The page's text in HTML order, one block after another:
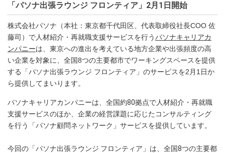
「パソナ出張ラウンジ フロンティア」2月1日開始
株式会社パソナ（本社：東京都千代田区、代表取締役社長COO 佐
藤司）で人材紹介・再就職支援サービスを行うパソナキャリアカ
ンパニーは、東京への進出を考えている地方企業や出張頻度の高
い企業を対象に、全国8つの主要都市でワーキングスペースを提供
する「パソナ出張ラウンジ フロンティア」のサービスを2月1日か
ら提供してまいります。
パソナキャリアカンパニーは、全国約80拠点で人材紹介・再就職
支援サービスのほか、企業の経営課題に応じたコンサルティング
を行う「パソナ顧問ネットワーク」サービスを提供しています。
今回の「パソナ出張ラウンジ フロンティア」は、全国8つの主要都